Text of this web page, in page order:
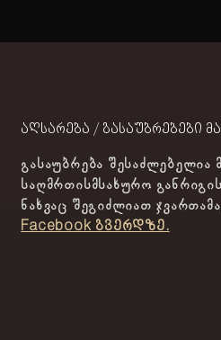
აღსარება / გასაუბრებები
გასაუბრება შესაძლებელია
საღმრთისმსახურო
ნახვაც შეგიძლიათ
Facebook გვერდზე.